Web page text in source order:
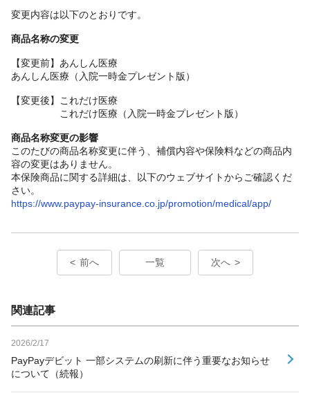
変更内容は以下のとおりです。
商品名称の変更
【変更前】 あんしん医療
あんしん医療（入院一時金プレゼント版）
【変更後】
これだけ医療
これだけ医療（入院一時金プレゼント版）
商品名称変更の影響
このたびの商品名称変更に伴う、補償内容や保険料などの商品内
容の変更はありません。
本保険商品に関する詳細は、以下のウェブサイトからご確認くだ
さい。
https://www.paypay-insurance.co.jp/promotion/medical/app/
前へ 一覧 次へ
関連記事
2026/2/17
PayPayデビット 一部システムの刷新に伴う重要なお知らせ
について（続報）